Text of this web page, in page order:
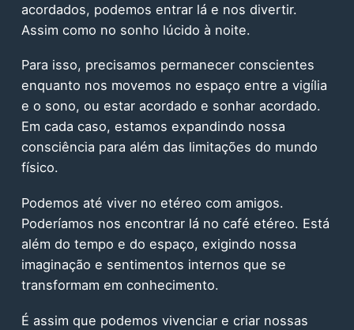
acordados, podemos entrar lá e nos divertir.
Assim como no sonho lúcido à noite.
Para isso, precisamos permanecer conscientes
enquanto nos movemos no espaço entre a vigília
e o sono, ou estar acordado e sonhar acordado.
Em cada caso, estamos expandindo nossa
consciência para além das limitações do mundo
físico.
Podemos até viver no etéreo com amigos.
Poderíamos nos encontrar lá no café etéreo. Está
além do tempo e do espaço, exigindo nossa
imaginação e sentimentos internos que se
transformam em conhecimento.
É assim que podemos vivenciar e criar nossas